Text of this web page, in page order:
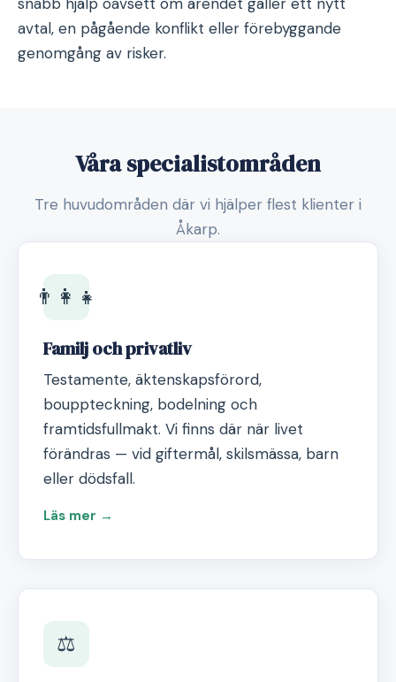
avtal, en pågående konflikt eller förebyggande
genomgång av risker.
Våra specialistområden
Tre huvudområden där vi hjälper flest klienter i
Åkarp.
👨‍👩‍👧
Familj och privatliv
Testamente, äktenskapsförord,
bouppteckning, bodelning och
framtidsfullmakt. Vi finns där när livet
förändras — vid giftermål, skilsmässa, barn
eller dödsfall.
Läs mer →
⚖️